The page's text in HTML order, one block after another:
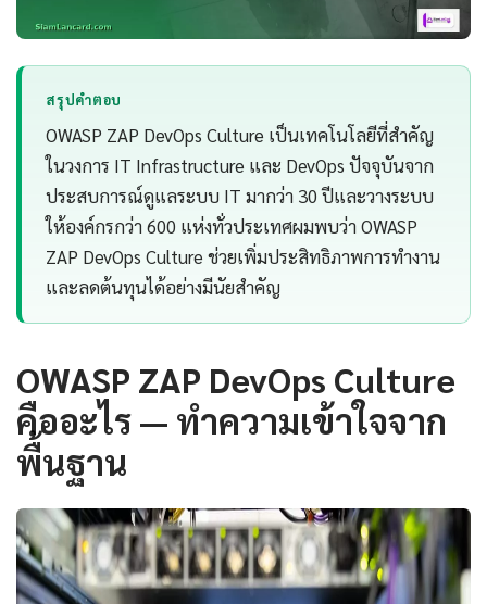
สรุปคำตอบ
OWASP ZAP DevOps Culture เป็นเทคโนโลยีที่สำคัญ
ในวงการ IT Infrastructure และ DevOps ปัจจุบันจาก
ประสบการณ์ดูแลระบบ IT มากว่า 30 ปีและวางระบบ
ให้องค์กรกว่า 600 แห่งทั่วประเทศผมพบว่า OWASP
ZAP DevOps Culture ช่วยเพิ่มประสิทธิภาพการทำงาน
และลดต้นทุนได้อย่างมีนัยสำคัญ
OWASP ZAP DevOps Culture
คืออะไร — ทำความเข้าใจจาก
พื้นฐาน